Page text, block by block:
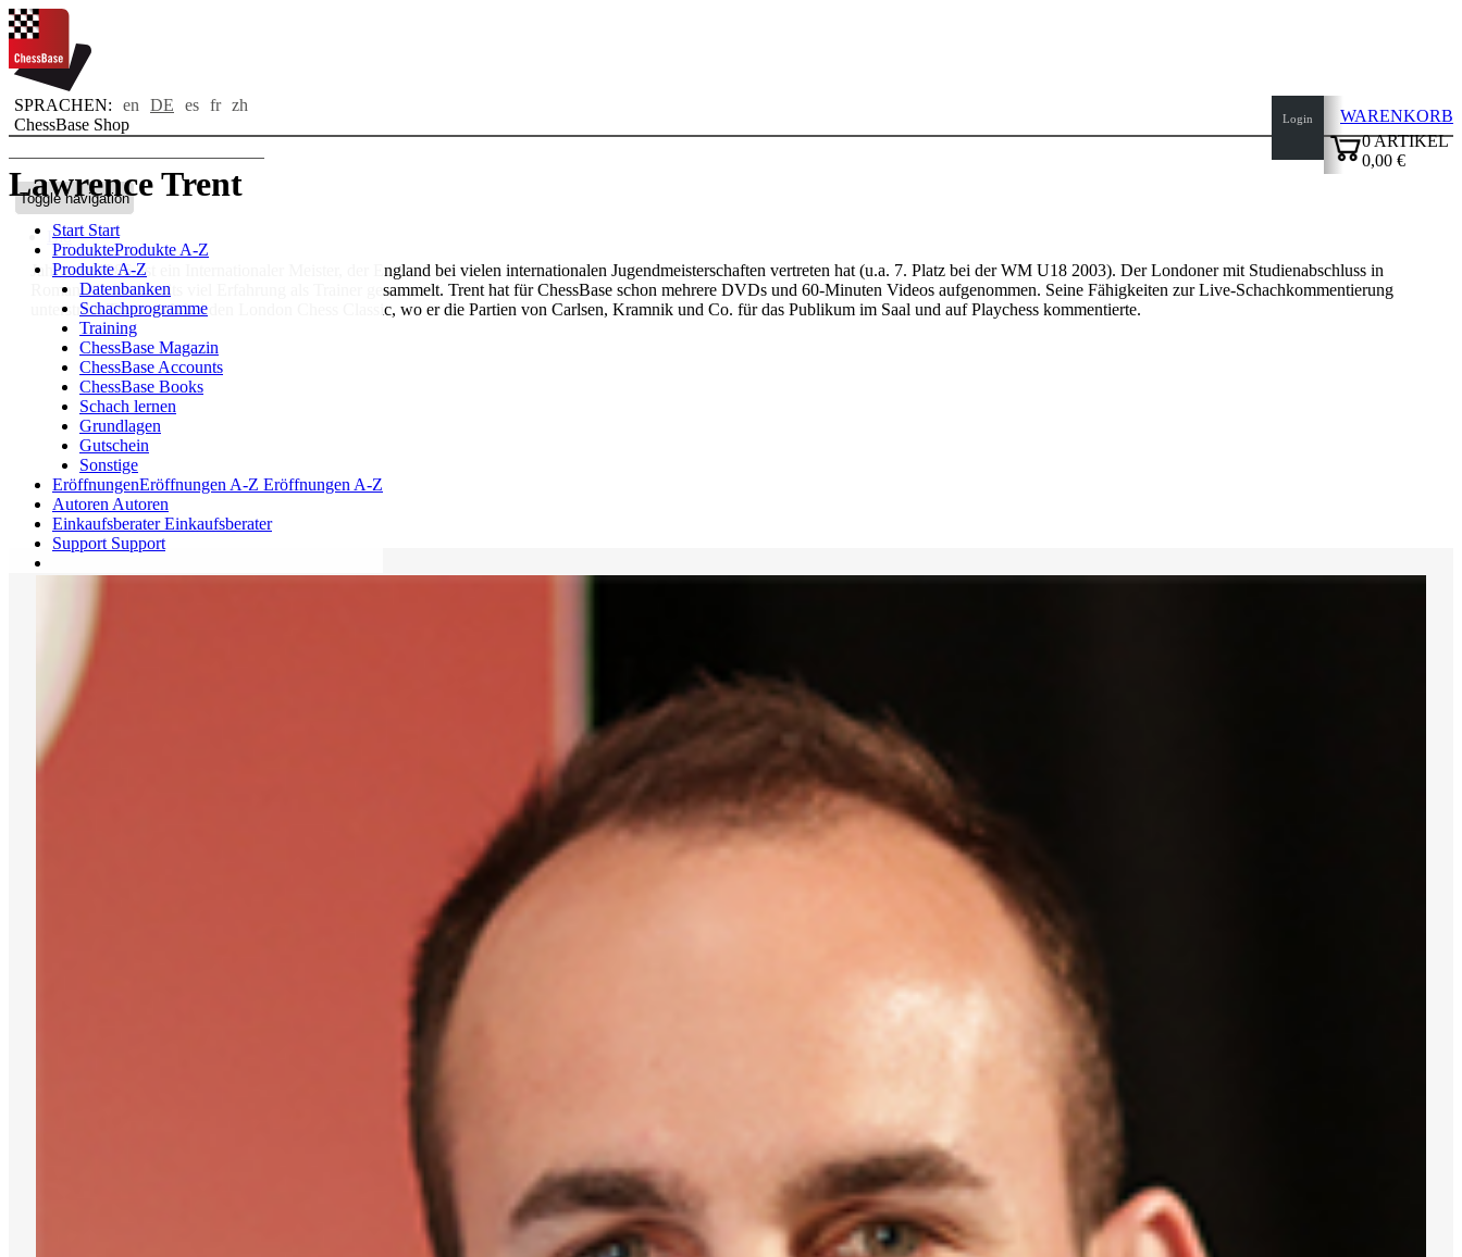
SPRACHEN: en DE es fr zh
ChessBase Shop
Toggle navigation
Start Start
ProdukteProdukte A-Z
Produkte A-Z
Datenbanken
Schachprogramme
Training
ChessBase Magazin
ChessBase Accounts
ChessBase Books
Schach lernen
Grundlagen
Gutschein
Sonstige
EröffnungenEröffnungen A-Z Eröffnungen A-Z
Autoren Autoren
EinkaufsberaterEinkaufsberater
Support Support
Login
WARENKORB
0ARTIKEL
0,00 €
Lawrence Trent
Bio
Jahrgang 1986, ist ein Internationaler Meister, der England bei vielen internationalen Jugendmeisterschaften vertreten hat (u.a. 7. Platz bei der WM U18 2003). Der Londoner mit Studienabschluss in
Romanistik hat bereits viel Erfahrung als Trainer gesammelt. Trent hat für ChessBase schon mehrere DVDs und 60-Minuten Videos aufgenommen. Seine Fähigkeiten zur Live-Schachkommentierung
unterstrich Trent auch bei den London Chess Classic, wo er die Partien von Carlsen, Kramnik und Co. für das Publikum im Saal und auf Playchess kommentierte.